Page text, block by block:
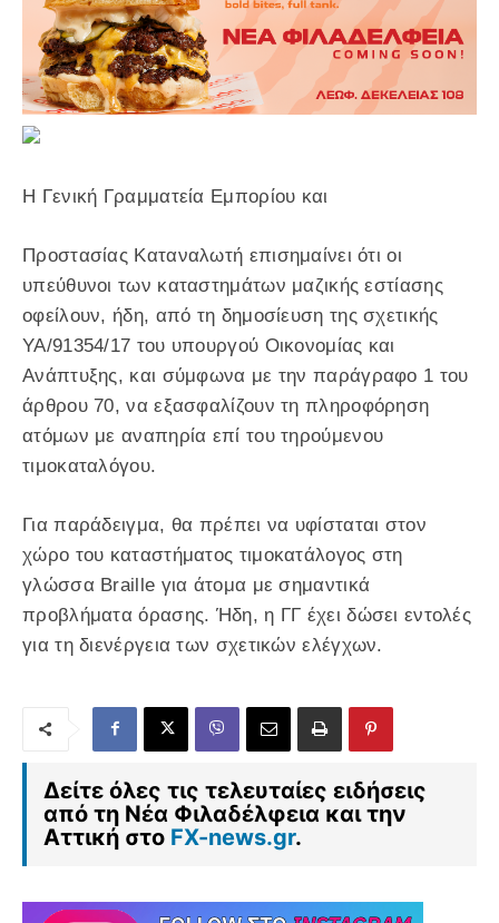
Η Γενική Γραμματεία Εμπορίου και
Προστασίας Καταναλωτή επισημαίνει ότι οι
υπεύθυνοι των καταστημάτων μαζικής εστίασης
οφείλουν, ήδη, από τη δημοσίευση της σχετικής
ΥΑ/91354/17 του υπουργού Οικονομίας και
Ανάπτυξης, και σύμφωνα με την παράγραφο 1 του
άρθρου 70, να εξασφαλίζουν τη πληροφόρηση
ατόμων με αναπηρία επί του τηρούμενου
τιμοκαταλόγου.
Για παράδειγμα, θα πρέπει να υφίσταται στον
χώρο του καταστήματος τιμοκατάλογος στη
γλώσσα Braille για άτομα με σημαντικά
προβλήματα όρασης. Ήδη, η ΓΓ έχει δώσει εντολές
για τη διενέργεια των σχετικών ελέγχων.
Δείτε όλες τις τελευταίες ειδήσεις
από τη Νέα Φιλαδέλφεια και την
Αττική στο FX-news.gr.